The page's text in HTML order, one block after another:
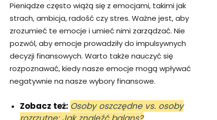
Pieniądze często wiążą się z emocjami, takimi jak
strach, ambicja, radość czy stres. Ważne jest, aby
zrozumieć te emocje i umieć nimi zarządzać. Nie
pozwól, aby emocje prowadziły do impulsywnych
decyzji finansowych. Warto także nauczyć się
rozpoznawać, kiedy nasze emocje mogą wpływać
negatywnie na nasze wybory finansowe.
Zobacz też: Osoby oszczędne vs. osoby